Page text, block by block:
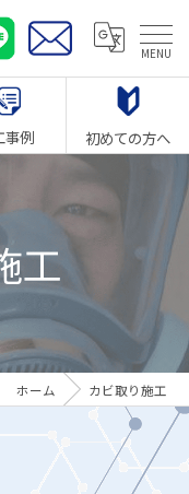
事例 初めての方へ
工
ホーム カビ取り施工